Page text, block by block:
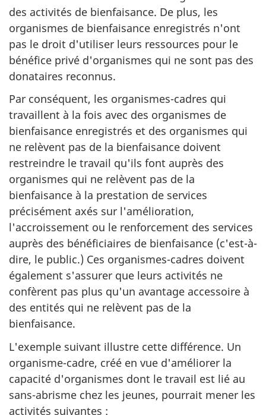
des activités de bienfaisance. De plus, les
organismes de bienfaisance enregistrés n'ont
pas le droit d'utiliser leurs ressources pour le
bénéfice privé d'organismes qui ne sont pas des
donataires reconnus.
Par conséquent, les organismes-cadres qui
travaillent à la fois avec des organismes de
bienfaisance enregistrés et des organismes qui
ne relèvent pas de la bienfaisance doivent
restreindre le travail qu'ils font auprès des
organismes qui ne relèvent pas de la
bienfaisance à la prestation de services
précisément axés sur l'amélioration,
l'accroissement ou le renforcement des services
auprès des bénéficiaires de bienfaisance (c'est-à-
dire, le public.) Ces organismes-cadres doivent
également s'assurer que leurs activités ne
confèrent pas plus qu'un avantage accessoire à
des entités qui ne relèvent pas de la
bienfaisance.
L'exemple suivant illustre cette différence. Un
organisme-cadre, créé en vue d'améliorer la
capacité d'organismes dont le travail est lié au
sans-abrisme chez les jeunes, pourrait mener les
activités suivantes :